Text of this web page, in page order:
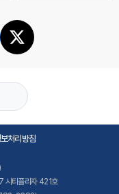
처리방침
시티플라자 421호